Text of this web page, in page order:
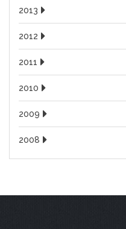
2013
2012
2011
2010
2009
2008